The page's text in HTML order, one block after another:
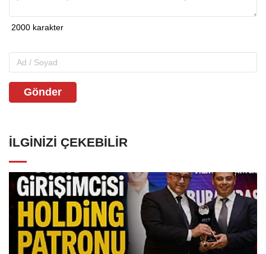
Gönder
İLGINIZI ÇEKEBILIR